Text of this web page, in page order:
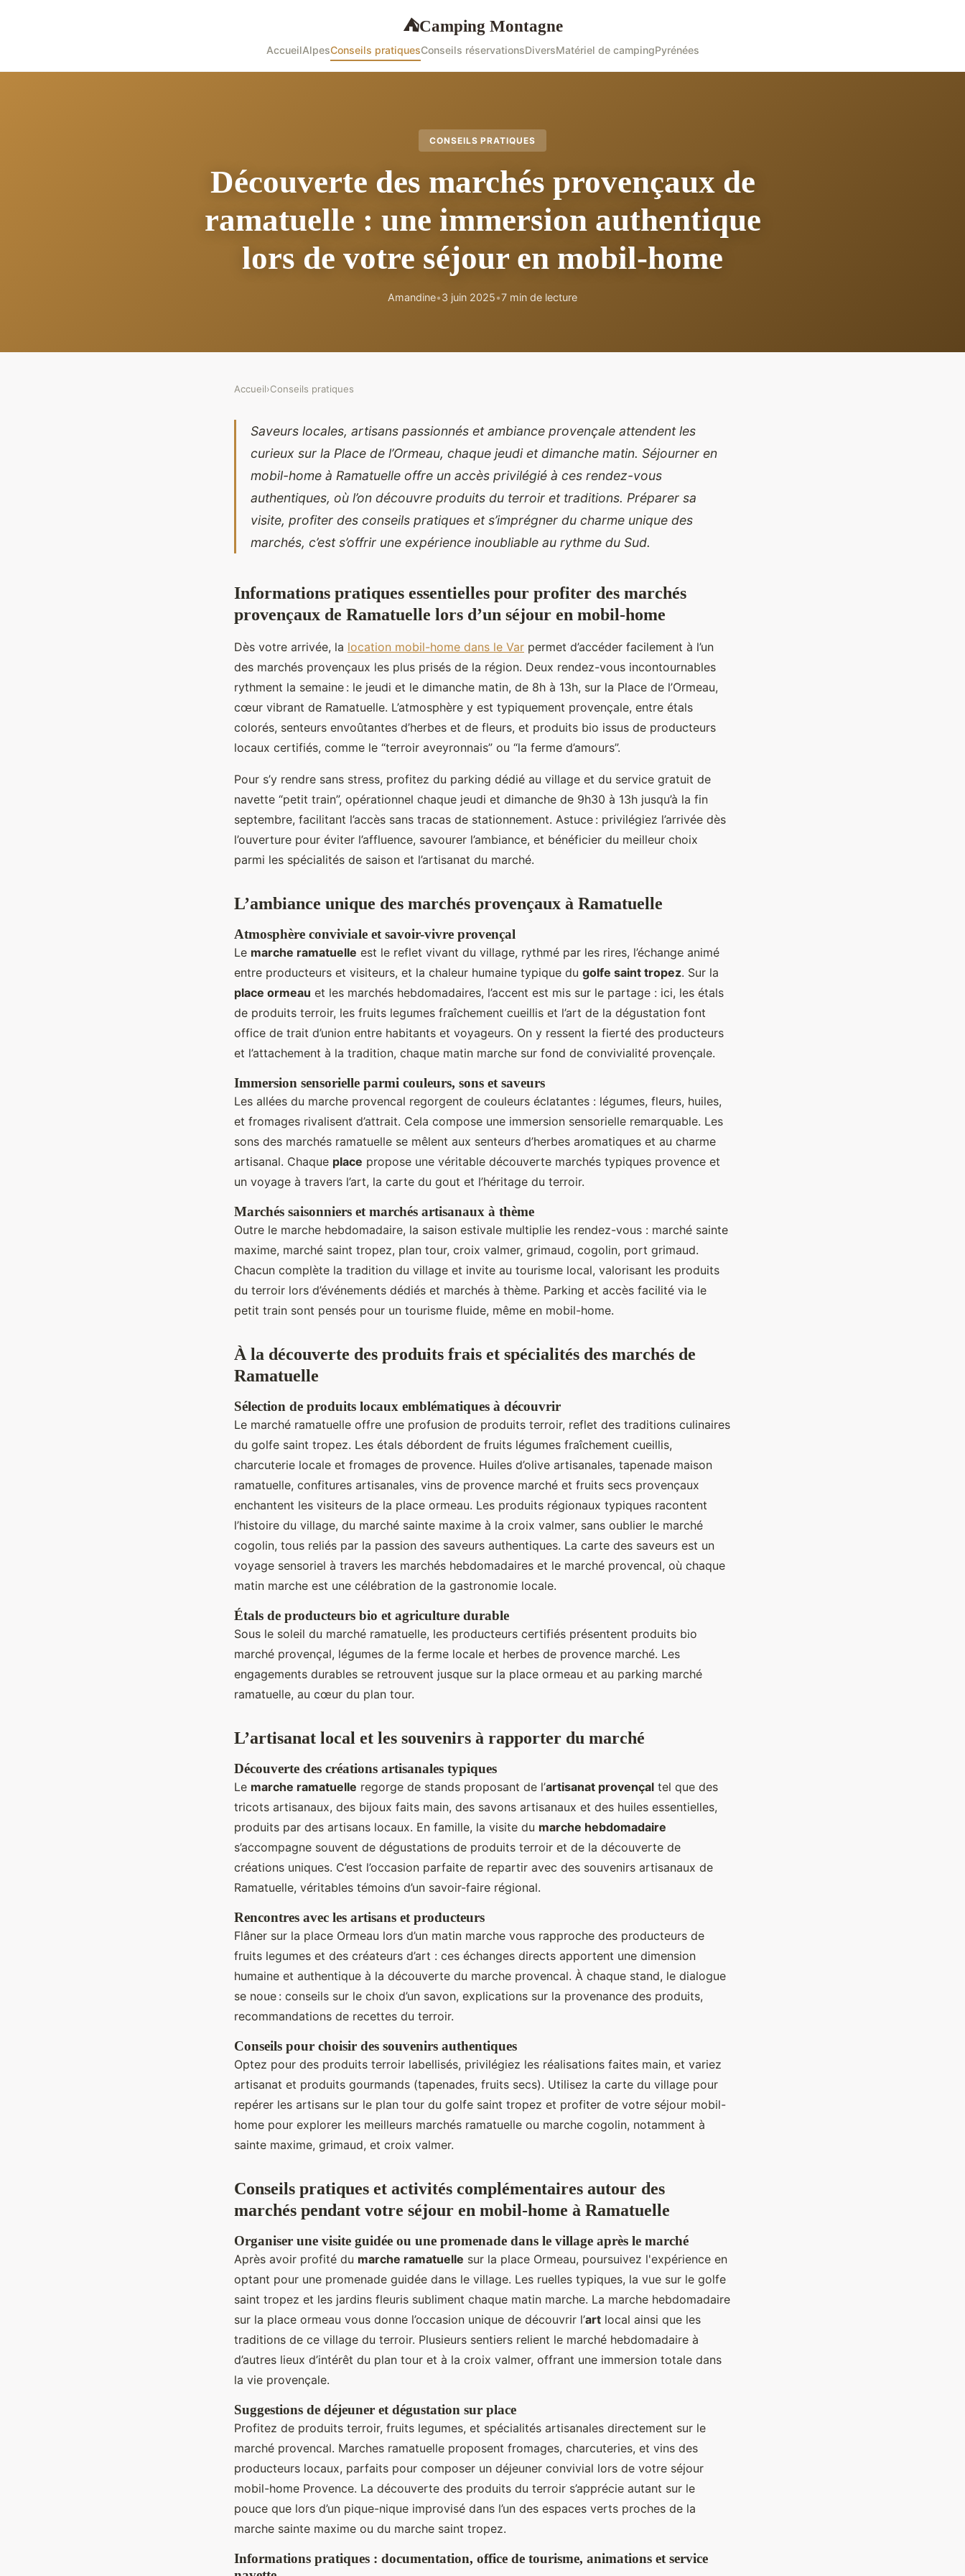
⛺Camping Montagne
AccueilAlpesConseils pratiquesConseils réservationsDiversMatériel de campingPyrénées
CONSEILS PRATIQUES
Découverte des marchés provençaux de
ramatuelle : une immersion authentique
lors de votre séjour en mobil-home
Amandine•3 juin 2025•7 min de lecture
Accueil›Conseils pratiques
Saveurs locales, artisans passionnés et ambiance provençale attendent les
curieux sur la Place de l’Ormeau, chaque jeudi et dimanche matin. Séjourner en
mobil-home à Ramatuelle offre un accès privilégié à ces rendez-vous
authentiques, où l’on découvre produits du terroir et traditions. Préparer sa
visite, profiter des conseils pratiques et s’imprégner du charme unique des
marchés, c’est s’offrir une expérience inoubliable au rythme du Sud.
Informations pratiques essentielles pour profiter des marchés
provençaux de Ramatuelle lors d’un séjour en mobil-home
Dès votre arrivée, la location mobil-home dans le Var permet d’accéder facilement à l’un
des marchés provençaux les plus prisés de la région. Deux rendez-vous incontournables
rythment la semaine : le jeudi et le dimanche matin, de 8h à 13h, sur la Place de l’Ormeau,
cœur vibrant de Ramatuelle. L’atmosphère y est typiquement provençale, entre étals
colorés, senteurs envoûtantes d’herbes et de fleurs, et produits bio issus de producteurs
locaux certifiés, comme le “terroir aveyronnais” ou “la ferme d’amours”.
Pour s’y rendre sans stress, profitez du parking dédié au village et du service gratuit de
navette “petit train”, opérationnel chaque jeudi et dimanche de 9h30 à 13h jusqu’à la fin
septembre, facilitant l’accès sans tracas de stationnement. Astuce : privilégiez l’arrivée dès
l’ouverture pour éviter l’affluence, savourer l’ambiance, et bénéficier du meilleur choix
parmi les spécialités de saison et l’artisanat du marché.
L’ambiance unique des marchés provençaux à Ramatuelle
Atmosphère conviviale et savoir-vivre provençal
Le marche ramatuelle est le reflet vivant du village, rythmé par les rires, l’échange animé
entre producteurs et visiteurs, et la chaleur humaine typique du golfe saint tropez. Sur la
place ormeau et les marchés hebdomadaires, l’accent est mis sur le partage : ici, les étals
de produits terroir, les fruits legumes fraîchement cueillis et l’art de la dégustation font
office de trait d’union entre habitants et voyageurs. On y ressent la fierté des producteurs
et l’attachement à la tradition, chaque matin marche sur fond de convivialité provençale.
Immersion sensorielle parmi couleurs, sons et saveurs
Les allées du marche provencal regorgent de couleurs éclatantes : légumes, fleurs, huiles,
et fromages rivalisent d’attrait. Cela compose une immersion sensorielle remarquable. Les
sons des marchés ramatuelle se mêlent aux senteurs d’herbes aromatiques et au charme
artisanal. Chaque place propose une véritable découverte marchés typiques provence et
un voyage à travers l’art, la carte du gout et l’héritage du terroir.
Marchés saisonniers et marchés artisanaux à thème
Outre le marche hebdomadaire, la saison estivale multiplie les rendez-vous : marché sainte
maxime, marché saint tropez, plan tour, croix valmer, grimaud, cogolin, port grimaud.
Chacun complète la tradition du village et invite au tourisme local, valorisant les produits
du terroir lors d’événements dédiés et marchés à thème. Parking et accès facilité via le
petit train sont pensés pour un tourisme fluide, même en mobil-home.
À la découverte des produits frais et spécialités des marchés de
Ramatuelle
Sélection de produits locaux emblématiques à découvrir
Le marché ramatuelle offre une profusion de produits terroir, reflet des traditions culinaires
du golfe saint tropez. Les étals débordent de fruits légumes fraîchement cueillis,
charcuterie locale et fromages de provence. Huiles d’olive artisanales, tapenade maison
ramatuelle, confitures artisanales, vins de provence marché et fruits secs provençaux
enchantent les visiteurs de la place ormeau. Les produits régionaux typiques racontent
l’histoire du village, du marché sainte maxime à la croix valmer, sans oublier le marché
cogolin, tous reliés par la passion des saveurs authentiques. La carte des saveurs est un
voyage sensoriel à travers les marchés hebdomadaires et le marché provencal, où chaque
matin marche est une célébration de la gastronomie locale.
Étals de producteurs bio et agriculture durable
Sous le soleil du marché ramatuelle, les producteurs certifiés présentent produits bio
marché provençal, légumes de la ferme locale et herbes de provence marché. Les
engagements durables se retrouvent jusque sur la place ormeau et au parking marché
ramatuelle, au cœur du plan tour.
L’artisanat local et les souvenirs à rapporter du marché
Découverte des créations artisanales typiques
Le marche ramatuelle regorge de stands proposant de l’artisanat provençal tel que des
tricots artisanaux, des bijoux faits main, des savons artisanaux et des huiles essentielles,
produits par des artisans locaux. En famille, la visite du marche hebdomadaire
s’accompagne souvent de dégustations de produits terroir et de la découverte de
créations uniques. C’est l’occasion parfaite de repartir avec des souvenirs artisanaux de
Ramatuelle, véritables témoins d’un savoir-faire régional.
Rencontres avec les artisans et producteurs
Flâner sur la place Ormeau lors d’un matin marche vous rapproche des producteurs de
fruits legumes et des créateurs d’art : ces échanges directs apportent une dimension
humaine et authentique à la découverte du marche provencal. À chaque stand, le dialogue
se noue : conseils sur le choix d’un savon, explications sur la provenance des produits,
recommandations de recettes du terroir.
Conseils pour choisir des souvenirs authentiques
Optez pour des produits terroir labellisés, privilégiez les réalisations faites main, et variez
artisanat et produits gourmands (tapenades, fruits secs). Utilisez la carte du village pour
repérer les artisans sur le plan tour du golfe saint tropez et profiter de votre séjour mobil-
home pour explorer les meilleurs marchés ramatuelle ou marche cogolin, notamment à
sainte maxime, grimaud, et croix valmer.
Conseils pratiques et activités complémentaires autour des
marchés pendant votre séjour en mobil-home à Ramatuelle
Organiser une visite guidée ou une promenade dans le village après le marché
Après avoir profité du marche ramatuelle sur la place Ormeau, poursuivez l'expérience en
optant pour une promenade guidée dans le village. Les ruelles typiques, la vue sur le golfe
saint tropez et les jardins fleuris subliment chaque matin marche. La marche hebdomadaire
sur la place ormeau vous donne l’occasion unique de découvrir l’art local ainsi que les
traditions de ce village du terroir. Plusieurs sentiers relient le marché hebdomadaire à
d’autres lieux d’intérêt du plan tour et à la croix valmer, offrant une immersion totale dans
la vie provençale.
Suggestions de déjeuner et dégustation sur place
Profitez de produits terroir, fruits legumes, et spécialités artisanales directement sur le
marché provencal. Marches ramatuelle proposent fromages, charcuteries, et vins des
producteurs locaux, parfaits pour composer un déjeuner convivial lors de votre séjour
mobil-home Provence. La découverte des produits du terroir s’apprécie autant sur le
pouce que lors d’un pique-nique improvisé dans l’un des espaces verts proches de la
marche sainte maxime ou du marche saint tropez.
Informations pratiques : documentation, office de tourisme, animations et service